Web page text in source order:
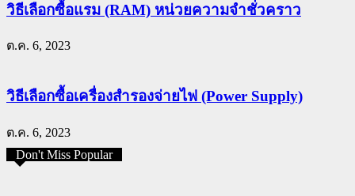
วิธีเลือกซื้อแรม (RAM) หน่วยความจำชั่วคราว
ต.ค. 6, 2023
วิธีเลือกซื้อเครื่องสำรองจ่ายไฟ (Power Supply)
ต.ค. 6, 2023
Don't Miss Popular